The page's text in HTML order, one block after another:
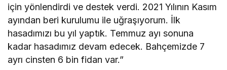
için yönlendirdi ve destek verdi. 2021 Yılının Kasım
ayından beri kurulumu ile uğraşıyorum. İlk
hasadımızı bu yıl yaptık. Temmuz ayı sonuna
kadar hasadımız devam edecek. Bahçemizde 7
ayrı cinsten 6 bin fidan var.”